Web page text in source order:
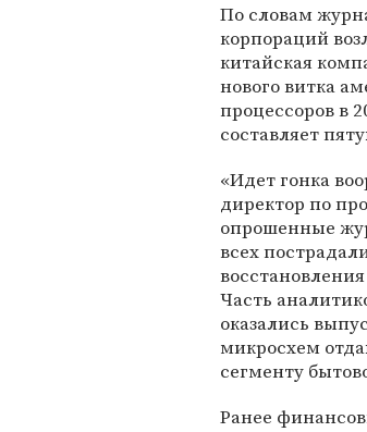
По словам
корпораций
китайская
нового витка
процессоров в
составляет
«Идет гонка
директор по
опрошенные
всех
Часть
оказались
микросхем
сегменту
Ранее